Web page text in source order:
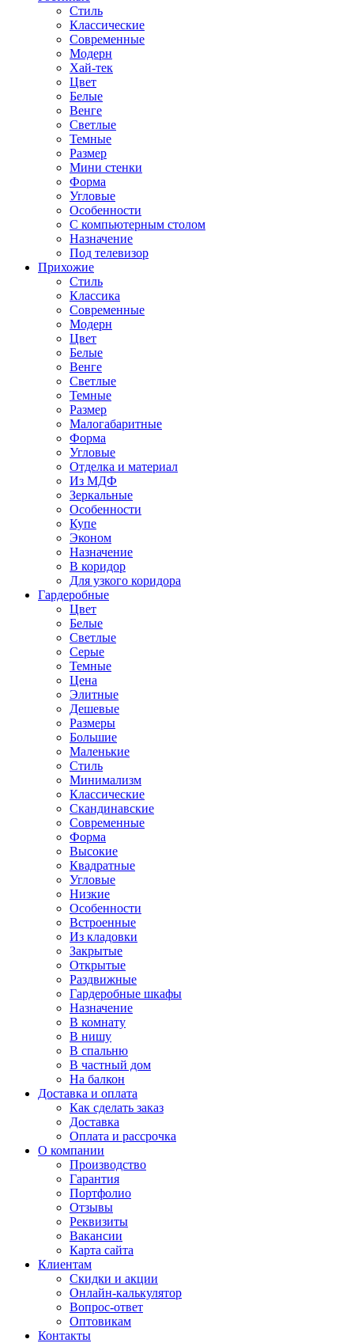
Стиль
Классические
Современные
Модерн
Хай-тек
Цвет
Белые
Венге
Светлые
Темные
Размер
Мини стенки
Форма
Угловые
Особенности
С компьютерным столом
Назначение
Под телевизор
Прихожие
Стиль
Классика
Современные
Модерн
Цвет
Белые
Венге
Светлые
Темные
Размер
Малогабаритные
Форма
Угловые
Отделка и материал
Из МДФ
Зеркальные
Особенности
Купе
Эконом
Назначение
В коридор
Для узкого коридора
Гардеробные
Цвет
Белые
Светлые
Серые
Темные
Цена
Элитные
Дешевые
Размеры
Большие
Маленькие
Стиль
Минимализм
Классические
Скандинавские
Современные
Форма
Высокие
Квадратные
Угловые
Низкие
Особенности
Встроенные
Из кладовки
Закрытые
Открытые
Раздвижные
Гардеробные шкафы
Назначение
В комнату
В нишу
В спальню
В частный дом
На балкон
Доставка и оплата
Как сделать заказ
Доставка
Оплата и рассрочка
О компании
Производство
Гарантия
Портфолио
Отзывы
Реквизиты
Вакансии
Карта сайта
Клиентам
Скидки и акции
Онлайн-калькулятор
Вопрос-ответ
Оптовикам
Контакты